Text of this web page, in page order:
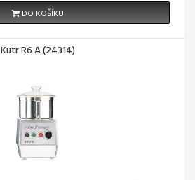
DO KOŠÍKU
Kutr R6 A (24314)